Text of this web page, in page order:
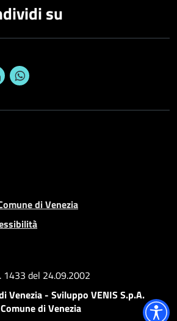
su
di Venezia
1433 del 24.09.2002
Venezia - Sviluppo VENIS S.p.A.
di Venezia